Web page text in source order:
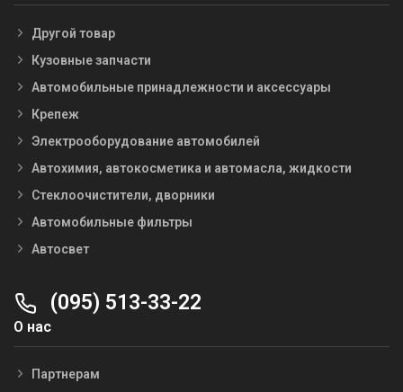
Другой товар
Кузовные запчасти
Автомобильные принадлежности и аксессуары
Крепеж
Электрооборудование автомобилей
Автохимия, автокосметика и автомасла, жидкости
Стеклоочистители, дворники
Автомобильные фильтры
Автосвет
(095) 513-33-22
О нас
Партнерам